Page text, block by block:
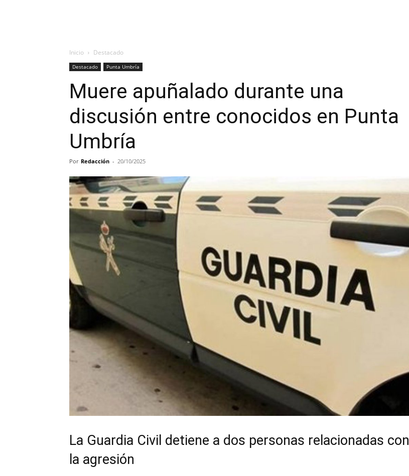
Inicio Destacado
Destacado Punta Umbría
Muere apuñalado durante una
discusión entre conocidos en Punta
Umbría
Por Redacción - 20/10/2025
La Guardia Civil detiene a dos personas relacionadas con
la agresión